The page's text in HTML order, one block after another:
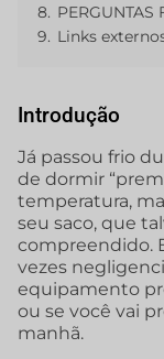
8. PERGUNTAS
9. Links
Introdução
Já passou frio
de dormir
temperatura,
seu saco, que
compreendido.
vezes
equipamento
ou se você vai
manhã.